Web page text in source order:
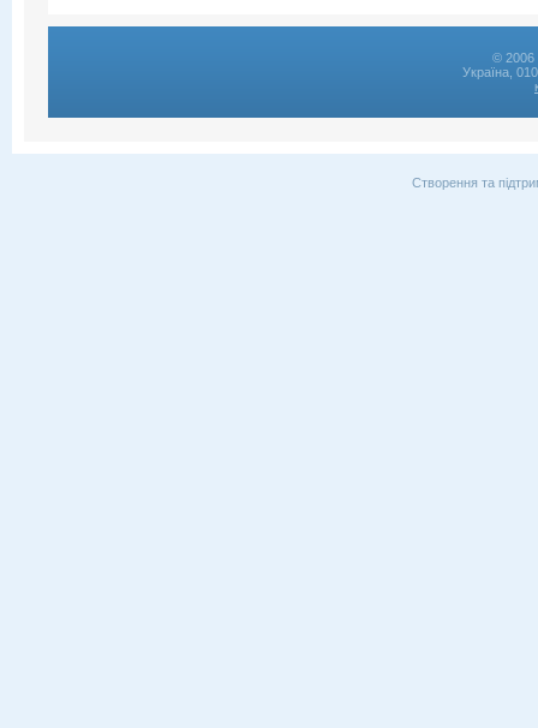
© 2006
Україна,
Створення та